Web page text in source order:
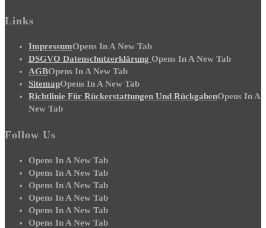
Links
ImpressumOpens In A New Tab
DSGVO Datenschutzerklärung Opens In A New Tab
AGBOpens In A New Tab
SitemapOpens In A New Tab
Richtlinie Für Rückerstattungen Und RückgabenOpens In A
New Tab
Follow Us
Opens In A New Tab
Opens In A New Tab
Opens In A New Tab
Opens In A New Tab
Opens In A New Tab
Opens In A New Tab